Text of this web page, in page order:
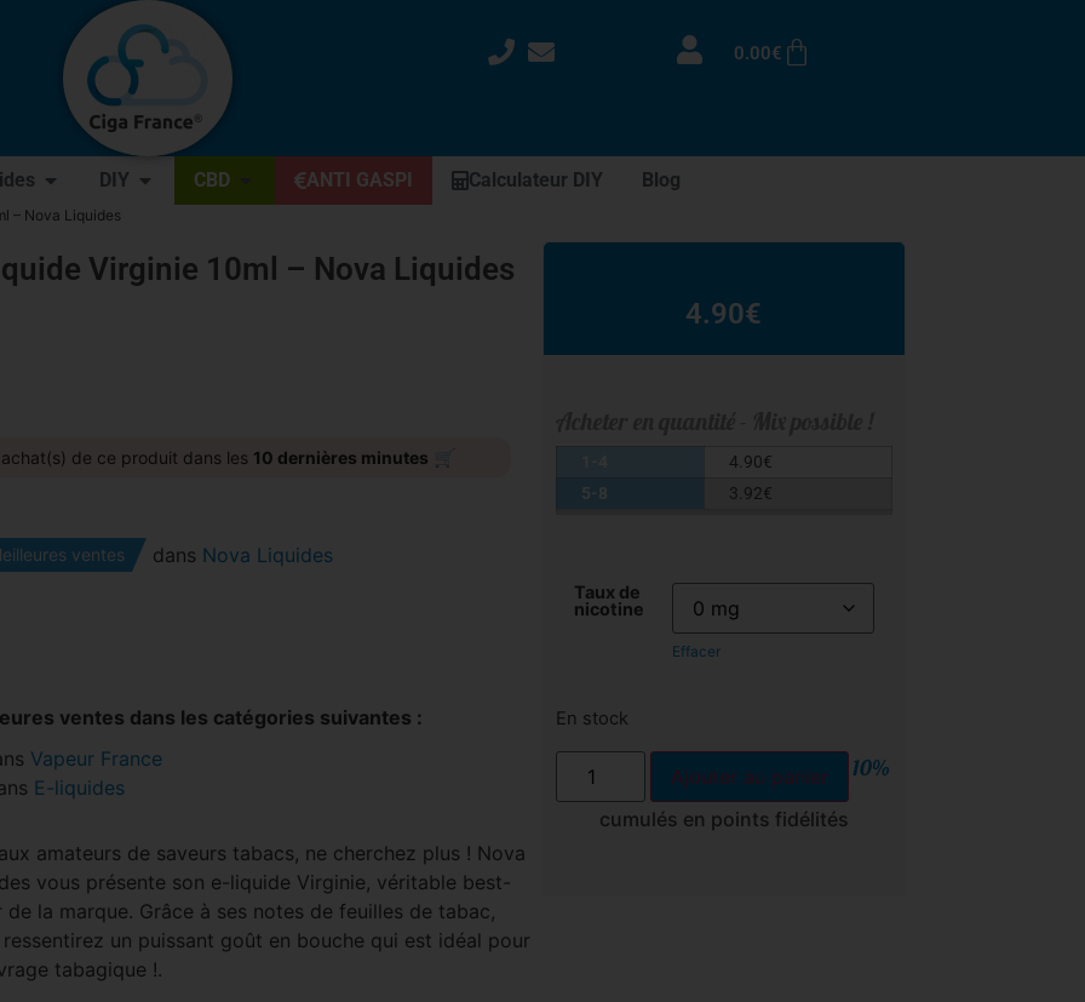
0.00€
DIY CBD ANTI GASPI Calculateur DIY Blog
– Nova Liquides
Virginie 10ml – Nova Liquides
achat(s) de ce produit dans les 10 dernières minutes 🛒
ventes dans Nova Liquides
ventes dans les catégories suivantes :
Vapeur France
E-liquides
amateurs de saveurs tabacs, ne cherchez plus ! Nova
vous présente son e-liquide Virginie, véritable best-
de la marque. Grâce à ses notes de feuilles de tabac,
un puissant goût en bouche qui est idéal pour
tabagique !.
4.90€
4.90€
5-8
3.92€
Taux de
nicotine
Effacer
En stock
Ajouter au panier 10%
cumulés en points fidélités